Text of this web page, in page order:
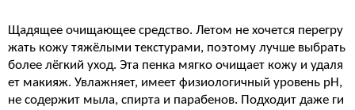
Щадящее очищающее средство. Летом не хочется перегру
жать кожу тяжёлыми текстурами, поэтому лучше выбрать
более лёгкий уход. Эта пенка мягко очищает кожу и удаля
ет макияж. Увлажняет, имеет физиологичный уровень рН ,
не содержит мыла, спирта и парабенов. Подходит даже ги